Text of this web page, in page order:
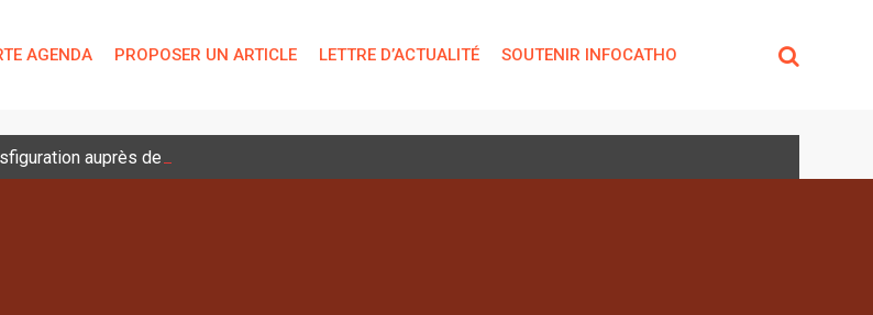
AGENDA PROPOSER UN ARTICLE LETTRE D’ACTUALITÉ SOUTENIR INFOCATHO
auprès des jeunes